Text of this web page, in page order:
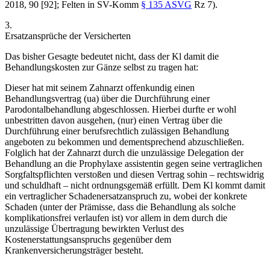
2018, 90 [92]; Felten in SV-Komm § 135 ASVG Rz 7).
3.
Ersatzansprüche der Versicherten
Das bisher Gesagte bedeutet nicht, dass der Kl damit die
Behandlungskosten zur Gänze selbst zu tragen hat:
Dieser hat mit seinem Zahnarzt offenkundig einen
Behandlungsvertrag (ua) über die Durchführung einer
Parodontalbehandlung abgeschlossen. Hierbei durfte er wohl
unbestritten davon ausgehen, (nur) einen Vertrag über die
Durchführung einer berufsrechtlich zulässigen Behandlung
angeboten zu bekommen und dementsprechend abzuschließen.
Folglich hat der Zahnarzt durch die unzulässige Delegation der
Behandlung an die Prophylaxe assistentin gegen seine vertraglichen
Sorgfaltspflichten verstoßen und diesen Vertrag sohin – rechtswidrig
und schuldhaft – nicht ordnungsgemäß erfüllt. Dem Kl kommt damit
ein vertraglicher Schadenersatzanspruch zu, wobei der konkrete
Schaden (unter der Prämisse, dass die Behandlung als solche
komplikationsfrei verlaufen ist) vor allem in dem durch die
unzulässige Übertragung bewirkten Verlust des
Kostenerstattungsanspruchs gegenüber dem
Krankenversicherungsträger besteht.